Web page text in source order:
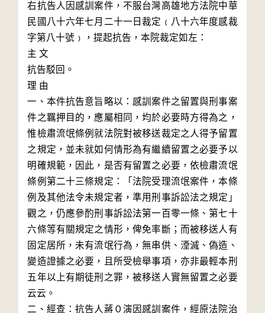
右抗告人因感訓案件，不服台灣高雄地方法院中華
民國八十六年七月二十一日裁定﹙八十六年度感裁
字第八十號﹚，提起抗告，本院裁定如左：
主 文
抗告駁回。
理 由
一、本件抗告意旨略以：感訓案件之留置與刑事案
件之羈押目的，應屬相同，均於必要時方得為之，
惟檢肅流氓條例就法院對被移送裁定之人得予留置
之規定，並未就如何情形為有繼續留置之必要予以
明確規範，因此，是否有留置之必要，依檢肅流氓
條例第二十三條規定：「法院受理流氓案件，本條
例及其他法令未規定者，準用刑事訴訟法之規定」
觀之，仍應參酌刑事訴訟法第一百零一條、第七十
六條等有關規定之情形，俾免率斷；而被移送人有
固定居所，未有流氓行為，無串供、湮滅、偽造、
變造證據之必要，且所受檢舉事項，亦非最輕本刑
五年以上有期徒刑之罪，被移送人實無留置之必要
云云。
二、經查：抗告人蔣０演因感訓案件，經原法院治